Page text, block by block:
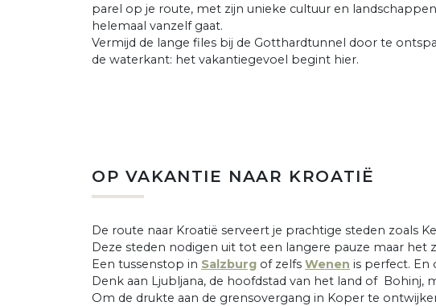
parel op je route, met zijn unieke cultuur en
helemaal vanzelf gaat.
Vermijd de lange files bij de Gotthardtunnel door te
de waterkant: het vakantiegevoel begint hier.
OP VAKANTIE NAAR KROATIË
De route naar Kroatië serveert je prachtige steden zoals
Deze steden nodigen uit tot een langere pauze maar
Een tussenstop in Salzburg of zelfs Wenen is perfect. En
Denk aan Ljubljana, de hoofdstad van het land of
Om de drukte aan de grensovergang in Koper te